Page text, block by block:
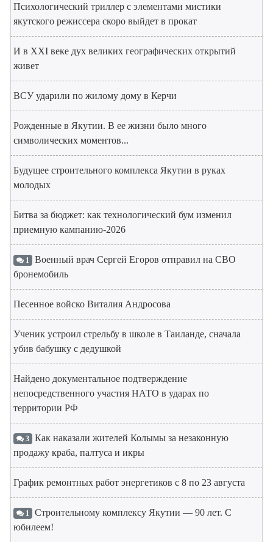
Психологический триллер с элементами мистики
якутского режиссера скоро выйдет в прокат
И в XXI веке дух великих географических открытий
живет
ВСУ ударили по жилому дому в Керчи
Рожденные в Якутии. В ее жизни было много
символических моментов...
Будущее строительного комплекса Якутии в руках
молодых
Битва за бюджет: как технологический бум изменил
приемную кампанию-2026
1 Военный врач Сергей Егоров отправил на СВО
бронемобиль
Песенное войско Виталия Андросова
Ученик устроил стрельбу в школе в Таиланде, сначала
убив бабушку с дедушкой
Найдено документальное подтверждение
непосредственного участия НАТО в ударах по
территории РФ
3 Как наказали жителей Колымы за незаконную
продажу краба, палтуса и икры
График ремонтных работ энергетиков с 8 по 23 августа
1 Строительному комплексу Якутии — 90 лет. С
юбилеем!